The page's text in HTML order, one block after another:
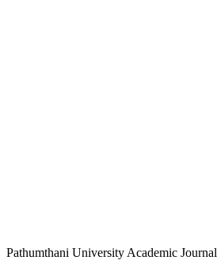
Pathumthani University Academic Journal